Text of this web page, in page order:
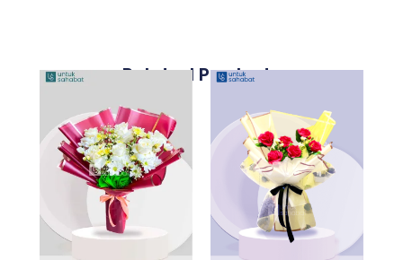
Related Products